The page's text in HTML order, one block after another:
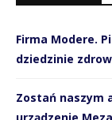
Firma Modere.
dziedzinie
Zostań naszym
urządzenie